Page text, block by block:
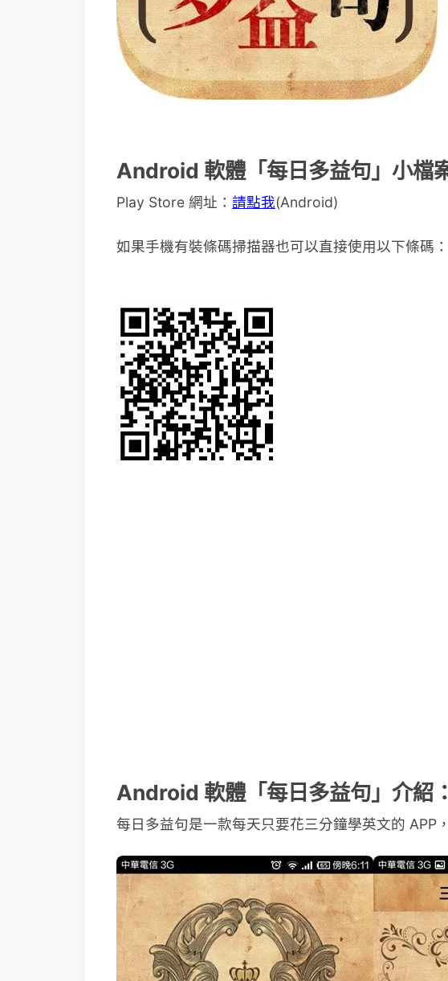
Android 軟體「每日多益句」小檔
Play Store 網址： 請點我(Android)
如果手機有裝條碼掃描器也可以直接使用以下條碼：
Android 軟體「每日多益句」介紹：
每日多益句是一款每天只要花三分鐘學英文的 APP